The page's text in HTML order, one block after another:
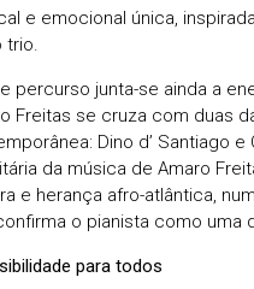
e emocional única,
trio.
percurso junta-se ainda a
Freitas se cruza com duas
Dino d’ Santiago
da música de Amaro
e herança afro-atlântica,
o pianista como uma
para todos